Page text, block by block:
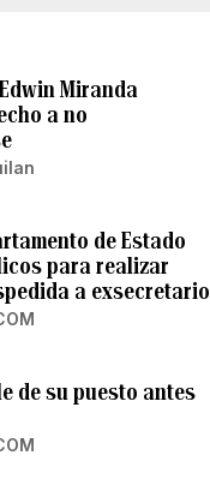
Miranda
a no
de Estado
para realizar
a exsecretario
de su puesto antes